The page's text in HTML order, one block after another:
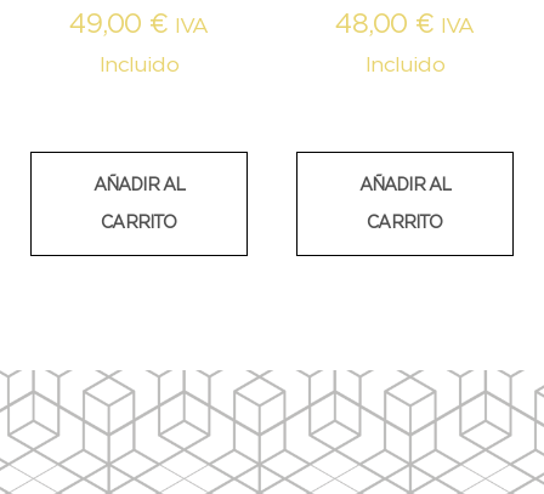
49,00 €
IVA
Incluido
AÑADIR AL
CARRITO
48,00 €
IVA
Incluido
AÑADIR AL
CARRITO